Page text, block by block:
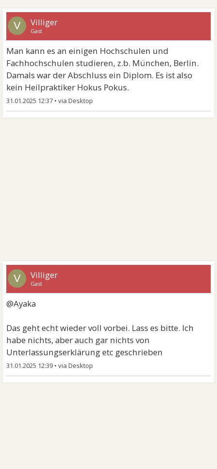
V Villiger
Gast
Man kann es an einigen Hochschulen und
Fachhochschulen studieren, z.b. München, Berlin.
Damals war der Abschluss ein Diplom. Es ist also
kein Heilpraktiker Hokus Pokus.
31.01.2025 12:37 •
V Villiger
Gast
@Ayaka
Das geht echt wieder voll vorbei. Lass es bitte. Ich
habe nichts, aber auch gar nichts von
Unterlassungserklärung etc geschrieben
31.01.2025 12:39 •